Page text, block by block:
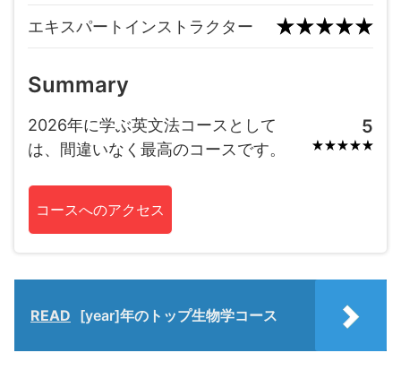
エキスパートインストラクター
Summary
2026年に学ぶ英文法コースとして
は、間違いなく最高のコースです。
5
コースへのアクセス
READ [year]年のトップ生物学コース